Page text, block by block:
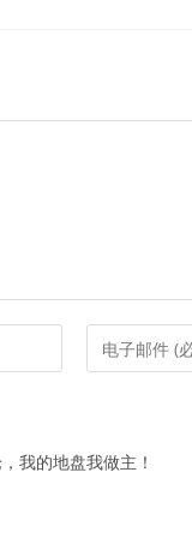
Enter
your
to
我的地盘我做主！